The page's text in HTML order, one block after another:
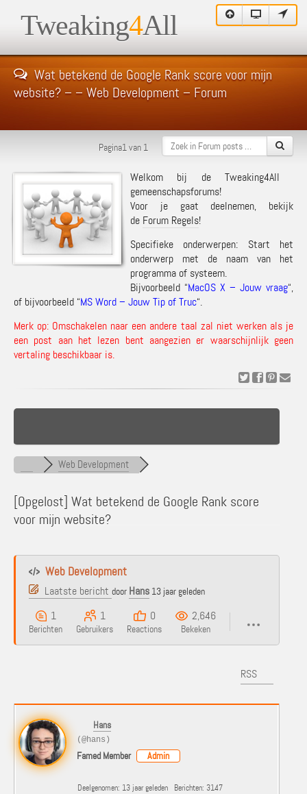
Tweaking4All
Wat betekend de Google Rank score voor mijn
website? – – Web Development – Forum
Pagina1 van 1
Welkom bij de Tweaking4All
gemeenschapsforums!
Voor je gaat deelnemen, bekijk
de Forum Regels!
Specifieke onderwerpen: Start het
onderwerp met de naam van het
programma of systeem.
Bijvoorbeeld “MacOS X – Jouw vraag“,
of bijvoorbeeld “MS Word – Jouw Tip of Truc“.
Merk op: Omschakelen naar een andere taal zal niet werken als je
een post aan het lezen bent aangezien er waarschijnlijk geen
vertaling beschikbaar is.
Web Development
[Opgelost] Wat betekend de Google Rank score
voor mijn website?
Web Development
Laatste bericht door Hans 13 jaar geleden
1
Berichten
1
Gebruikers
0
Reactions
2,646
Bekeken
RSS
Hans
(@hans)
Famed Member Admin
Deelgenomen: 13 jaar geleden Berichten: 3147